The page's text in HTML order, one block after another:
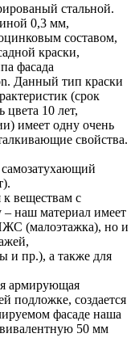
стальной.
0,3 мм,
составом,
краски,
фасада
Данный тип краски
(срок
цвета 10 лет,
имеет одну очень
свойства.
веществам с
– наш материал имеет
(малоэтажка), но и
и пр.), а также для
армирующая
подложке, создается
фасаде наша
50 мм